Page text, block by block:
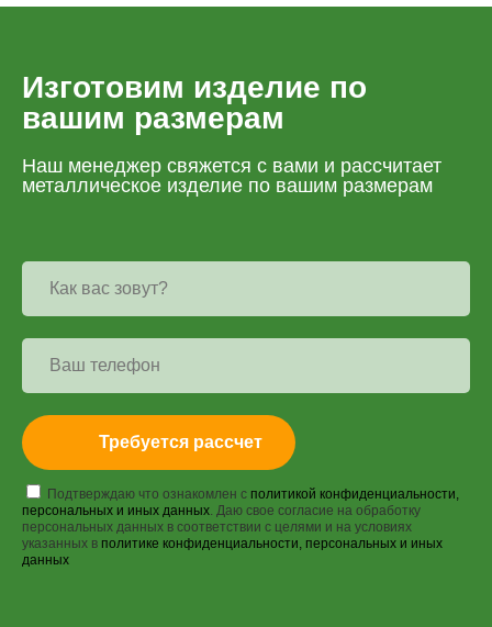
Изготовим изделие по
вашим размерам
Наш менеджер свяжется с вами и рассчитает
металлическое изделие по вашим размерам
Требуется рассчет
Подтверждаю что ознакомлен с политикой конфиденциальности,
персональных и иных данных. Даю свое согласие на обработку
персональных данных в соответствии с целями и на условиях
указанных в политике конфиденциальности, персональных и иных
данных